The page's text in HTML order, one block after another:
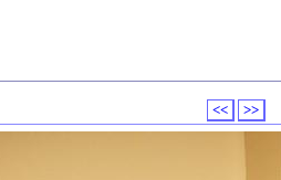
<< >>